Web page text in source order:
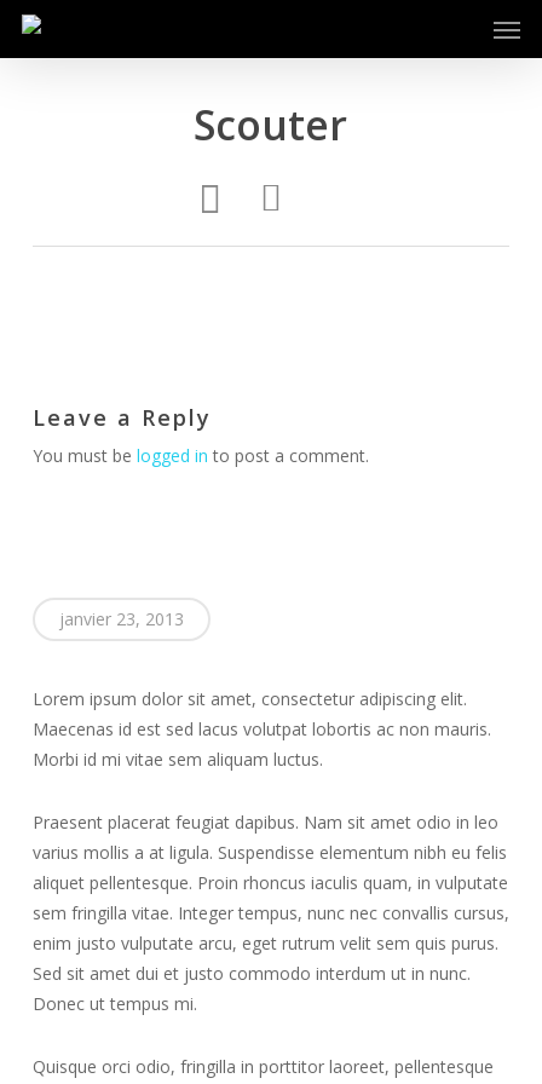
Skip
Scouter
Leave a Reply
You must be logged in to post a comment.
janvier 23, 2013
Lorem ipsum dolor sit amet, consectetur adipiscing elit.
Maecenas id est sed lacus volutpat lobortis ac non mauris.
Morbi id mi vitae sem aliquam luctus.
Praesent placerat feugiat dapibus. Nam sit amet odio in leo
varius mollis a at ligula. Suspendisse elementum nibh eu felis
aliquet pellentesque. Proin rhoncus iaculis quam, in vulputate
sem fringilla vitae. Integer tempus, nunc nec convallis cursus,
enim justo vulputate arcu, eget rutrum velit sem quis purus.
Sed sit amet dui et justo commodo interdum ut in nunc.
Donec ut tempus mi.
Quisque orci odio, fringilla in porttitor laoreet, pellentesque